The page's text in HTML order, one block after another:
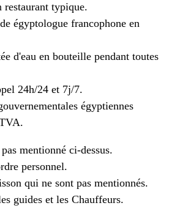
restaurant typique.
égyptologue francophone en
d'eau en bouteille pendant toutes
24h/24 et 7j/7.
égyptiennes
mentionné ci-dessus.
personnel.
qui ne sont pas mentionnés.
guides et les Chauffeurs.